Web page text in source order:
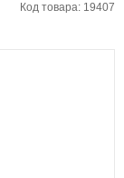
Код товара: 19407